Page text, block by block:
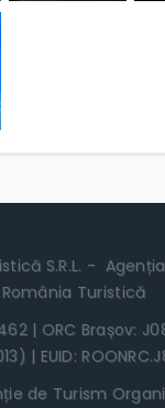
S.R.L. -
România Turistică
| ORC Brașov:
| EUID:
de Turism